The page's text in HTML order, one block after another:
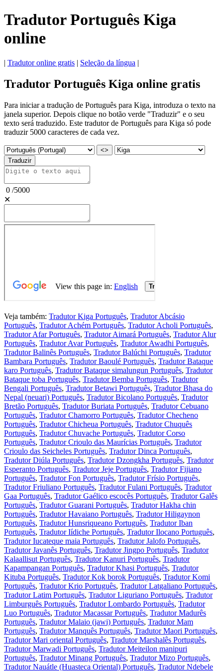
Tradutor Português Kiga
online
| Tradutor online gratis | Seleção da língua |
Tradutor Português Kiga online gratis
Para iniciar a tradução de Português para Kiga, introduza o texto na
janela superior. Depois clique no botão verde "Traduzir" e o seu
texto será traduzido. Este tradutor de Português para Kiga só pode
traduzir 5000 caracteres de cada vez.
<>
Traduzir
0 /5000
✕
Veja também: Tradutor Kiga Português, Tradutor Abcásio
Português, Tradutor Achém Português, Tradutor Acholi Português,
Tradutor Afar Português, Tradutor Aimará Português, Tradutor Alur
Português, Tradutor Avar Português, Tradutor Awadhi Português,
Tradutor Balinês Português, Tradutor Balúchi Português, Tradutor
Bambara Português, Tradutor Baoulé Português, Tradutor Bataque
karo Português, Tradutor Bataque simalungun Português, Tradutor
Bataque toba Português, Tradutor Bemba Português, Tradutor
Bengali Português, Tradutor Betawi Português, Tradutor Bhasa do
Nepal (neuari) Português, Tradutor Bicolano Português, Tradutor
Bretão Português, Tradutor Buriata Português, Tradutor Cebuano
Português, Tradutor Chamorro Português, Tradutor Checheno
Português, Tradutor Chicheua Português, Tradutor Chuquês
Português, Tradutor Chuvache Português, Tradutor Corso
Português, Tradutor Crioulo das Maurícias Português, Tradutor
Crioulo das Seicheles Português, Tradutor Dinca Português,
Tradutor Diúla Português, Tradutor Dzongkha Português, Tradutor
Esperanto Português, Tradutor Jeje Português, Tradutor Fijiano
Português, Tradutor Fon Português, Tradutor Frísio Português,
Tradutor Friuliano Português, Tradutor Fulani Português, Tradutor
Gaa Português, Tradutor Gaélico escocês Português, Tradutor Galês
Português, Tradutor Guarani Português, Tradutor Hakha chin
Português, Tradutor Havaiano Português, Tradutor Hiligaynon
Português, Tradutor Hunsriqueano Português, Tradutor Iban
Português, Tradutor Iídiche Português, Tradutor Ilocano Português,
Tradutor Iucateque maia Português, Tradutor Jalofo Português,
Tradutor Javanês Português, Tradutor Jingpo Português, Tradutor
Kalaallisut Português, Tradutor Kanuri Português, Tradutor
Kapampangan Português, Tradutor Khasi Português, Tradutor
Kituba Português, Tradutor Kok borok Português, Tradutor Komi
Português, Tradutor Krio Português, Tradutor Latgaliano Português,
Tradutor Latim Português, Tradutor Liguriano Português, Tradutor
Limburguês Português, Tradutor Lombardo Português, Tradutor
Luo Português, Tradutor Macassar Português, Tradutor Madurês
Português, Tradutor Malaio (jawi) Português, Tradutor Mam
Português, Tradutor Manquês Português, Tradutor Maori Português,
Tradutor Mari oriental Português, Tradutor Marshalês Português,
Tradutor Marwadi Português, Tradutor Meiteilon manipuri
Português, Tradutor Minang Português, Tradutor Mizo Português,
Tradutor Nauátle (Huasteca Oriental) Português, Tradutor Ndebele